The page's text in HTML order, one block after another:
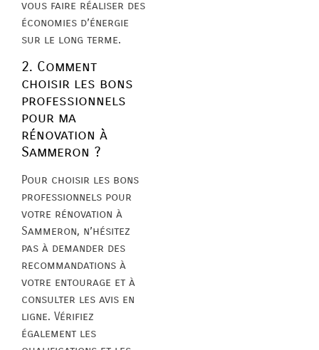
vous faire réaliser des
économies d’énergie
sur le long terme.
2. Comment
choisir les bons
professionnels
pour ma
rénovation à
Sammeron ?
Pour choisir les bons
professionnels pour
votre rénovation à
Sammeron, n’hésitez
pas à demander des
recommandations à
votre entourage et à
consulter les avis en
ligne. Vérifiez
également les